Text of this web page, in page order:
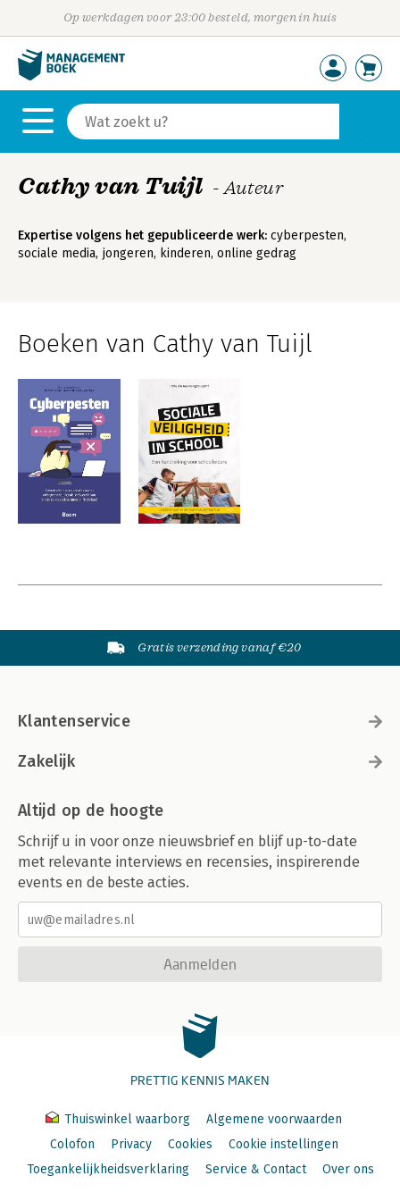
Op werkdagen voor 23:00 besteld, morgen in huis
Cathy van Tuijl - Auteur
Expertise volgens het gepubliceerde werk: cyberpesten,
sociale media, jongeren, kinderen, online gedrag
Boeken van Cathy van Tuijl
Gratis verzending vanaf €20
Klantenservice
Zakelijk
Altijd op de hoogte
Schrijf u in voor onze nieuwsbrief en blijf up-to-date
met relevante interviews en recensies, inspirerende
events en de beste acties.
Aanmelden
PRETTIG KENNIS MAKEN
Thuiswinkel waarborg
Algemene voorwaarden
Colofon
Privacy Cookies
Cookie instellingen
Toegankelijkheidsverklaring
Service & Contact Over ons